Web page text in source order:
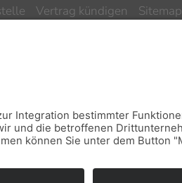
Vertrag kündigen
Sitemap